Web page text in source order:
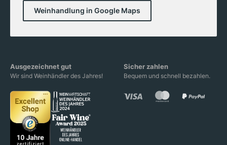
Weinhandlung in Google Maps
Ausgezeichnet gut
Wir sind Weinhändler des Jahres!
Sicher zahlen
Bequem und schnell bezahlen.